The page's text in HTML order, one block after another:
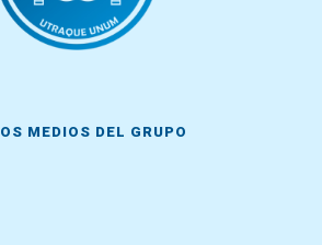
MEDIOS DEL GRUPO